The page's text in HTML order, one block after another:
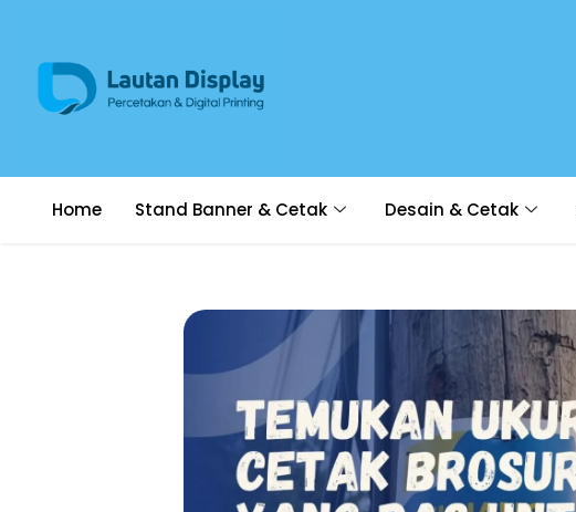
Home Stand Banner & Cetak Desain & Cetak